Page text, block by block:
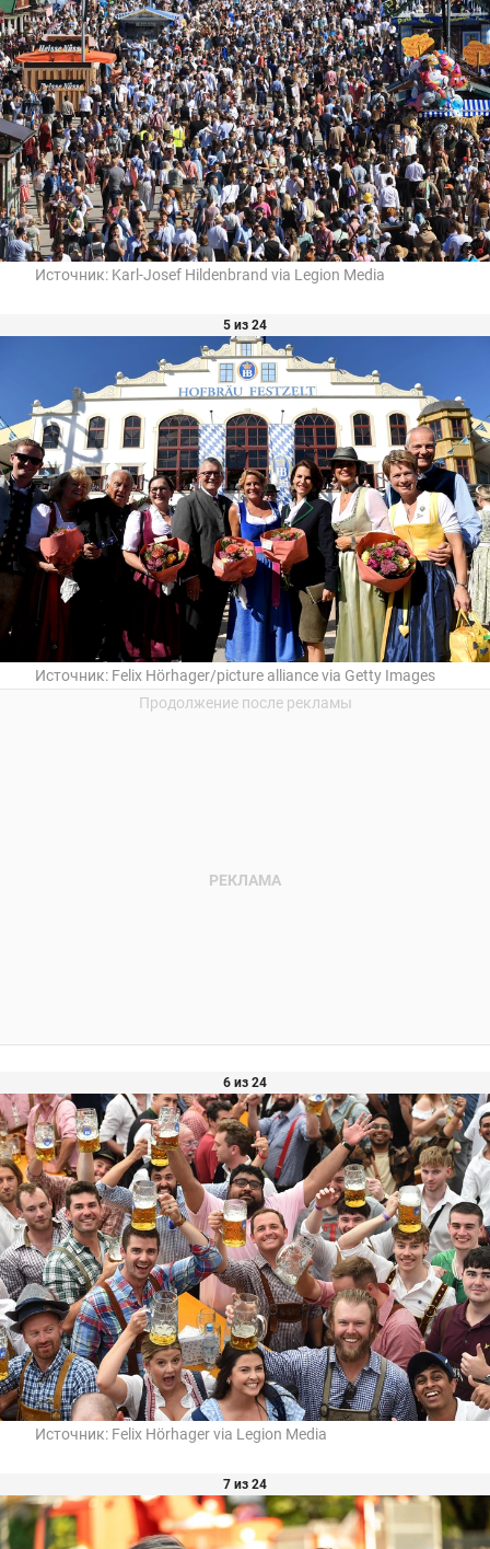
Источник: Karl-Josef Hildenbrand via Legion Media
5 из 24
Источник: Felix Hörhager/picture alliance via Getty Images
6 из 24
Источник: Felix Hörhager via Legion Media
7 из 24